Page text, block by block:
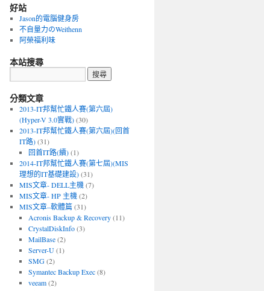
好站
Jason的電腦健身房
不自量力のWeithenn
阿榮福利味
本站搜尋
分類文章
2013-IT邦幫忙鐵人賽(第六屆)
(Hyper-V 3.0實戰)(30)
2013-IT邦幫忙鐵人賽(第六屆)(回首
IT路)(31)
回首IT路(續)(1)
2014-IT邦幫忙鐵人賽(第七屆)(MIS
理想的IT基礎建設)(31)
MIS文章- DELL主機(7)
MIS文章- HP 主機(2)
MIS文章–軟體篇(31)
Acronis Backup & Recovery(11)
CrystalDiskInfo(3)
MailBase(2)
Server-U(1)
SMG(2)
Symantec Backup Exec(8)
veeam(2)